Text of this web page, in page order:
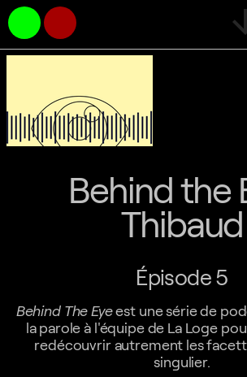
Behind the
Thibaud
Épisode 5
Behind The Eyeest une série de
la parole à l'équipe de La Loge
redécouvrir autrement les
singulier.